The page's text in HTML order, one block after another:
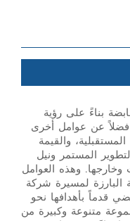
بناءً على رؤية
فضلاً عن عوامل أخرى
والقيمة
المستمر ونيل
وخارجها. وهذه العوامل
البارزة لمسيرة شركة
قدماً بأهدافها نحو
متنوعة وكبيرة من